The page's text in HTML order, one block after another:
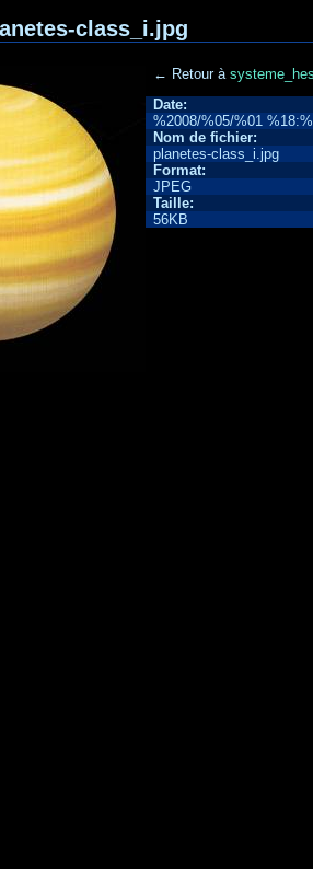
class_i.jpg
← Retour à
Date:
%2008/%05/%01
Nom de fichier:
planetes-class_i.jpg
Format:
JPEG
Taille:
56KB